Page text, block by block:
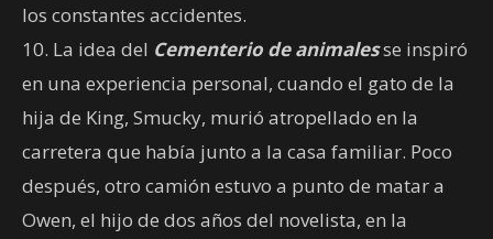
los constantes accidentes.
10. La idea del Cementerio de animalesse inspiró
en una experiencia personal, cuando el gato de la
hija de King, Smucky, murió atropellado en la
carretera que había junto a la casa familiar. Poco
después, otro camión estuvo a punto de matar a
Owen, el hijo de dos años del novelista, en la